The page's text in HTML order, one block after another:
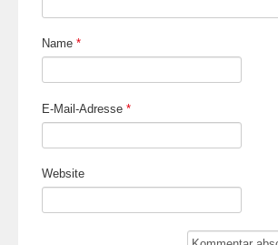
Name *
E-Mail-Adresse *
Website